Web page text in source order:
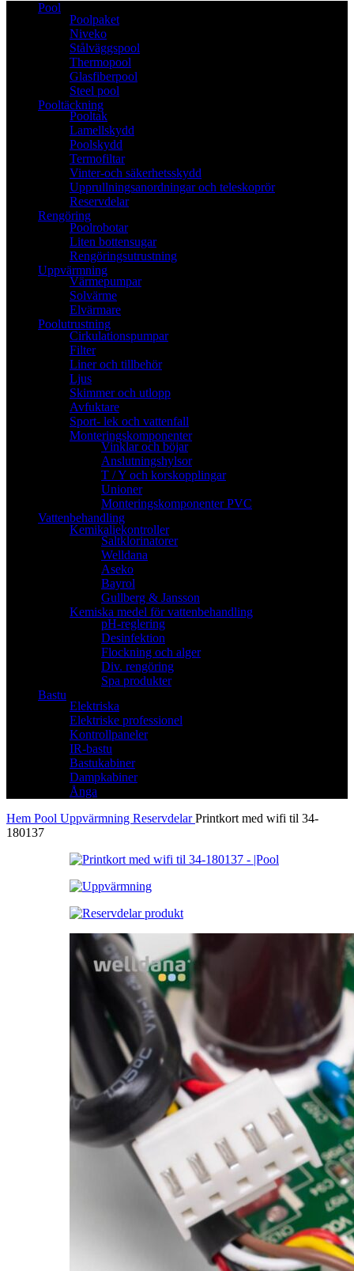
Pool
Poolpaket
Niveko
Stålväggspool
Thermopool
Glasfiberpool
Steel pool
Pooltäckning
Pooltak
Lamellskydd
Poolskydd
Termofiltar
Vinter-och säkerhetsskydd
Upprullningsanordningar och teleskoprör
Reservdelar
Rengöring
Poolrobotar
Liten bottensugar
Rengöringsutrustning
Uppvärmning
Värmepumpar
Solvärme
Elvärmare
Poolutrustning
Cirkulationspumpar
Filter
Liner och tillbehör
Ljus
Skimmer och utlopp
Avfuktare
Sport- lek och vattenfall
Monteringskomponenter
Vinklar och böjar
Anslutningshylsor
T / Y och korskopplingar
Unioner
Monteringskomponenter PVC
Vattenbehandling
Kemikaliekontroller
Saltklorinatorer
Welldana
Aseko
Bayrol
Gullberg & Jansson
Kemiska medel för vattenbehandling
pH-reglering
Desinfektion
Flockning och alger
Div. rengöring
Spa produkter
Bastu
Elektriska
Elektriske professionel
Kontrollpaneler
IR-bastu
Bastukabiner
Dampkabiner
Ånga
Hem Pool Uppvärmning ReservdelarPrintkort med wifi til 34-
180137